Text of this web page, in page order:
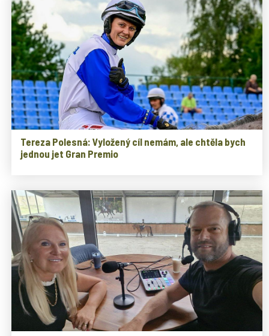
Tereza Polesná: Vyložený cíl nemám, ale chtěla bych
jednou jet Gran Premio